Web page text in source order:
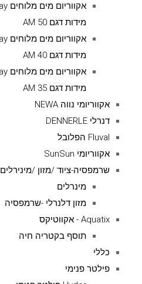
מידות דגם AM 50
מידות דגם AM 40
מידות דגם AM 35
אקווריומי נווה NEWA
דנרלי DENNERLE
Fluval הפלובל
אקווריומי SunSun
שרמפסיה-ציוד /מזון /מינירלים
מינרלים
מזון דלנרלי -שרמפסיה
Aquatix - אקווטיקס
תוסף בקטריה חיה
כללי
פילטר פנימי